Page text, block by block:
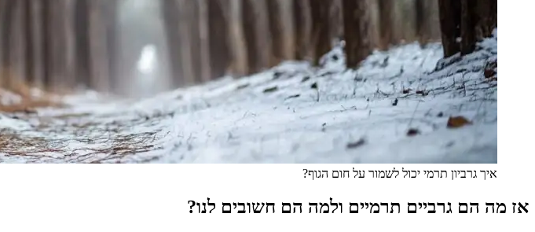
איך גרביון תרמי יכול לשמור על חום הגוף?
אז מה הם גרביים תרמיים ולמה הם חשובים לנו?